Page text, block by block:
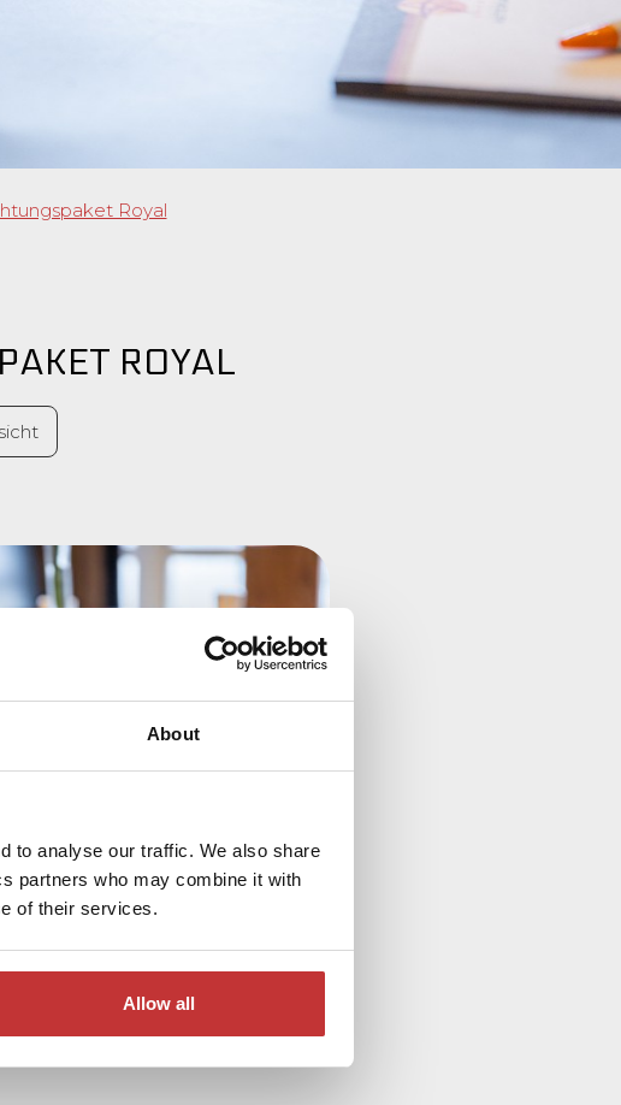
About
to analyse our traffic. We also share
partners who may combine it with
of their services.
Allow all
Royal
ROYAL